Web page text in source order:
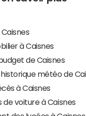
à Caisnes
de Caisnes
météo de
à Caisnes
de voiture à Caisnes